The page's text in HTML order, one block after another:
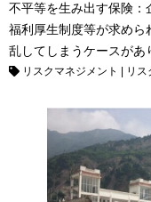
不平等を生み出す保険：
福利厚生制度等が求めら
乱してしまうケースがあ
リスクマネジメント リス